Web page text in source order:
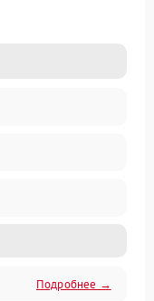
Подробнее →